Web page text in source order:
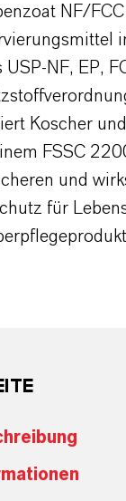
NF/
NF, EP,
Koscher
FSSC
und
für